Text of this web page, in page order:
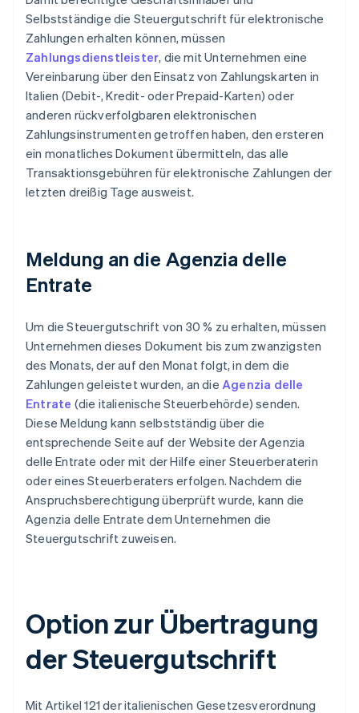
Selbstständige die Steuergutschrift für elektronische
Zahlungen erhalten können, müssen
Zahlungsdienstleister, die mit Unternehmen eine
Vereinbarung über den Einsatz von Zahlungskarten in
Italien (Debit-, Kredit- oder Prepaid-Karten) oder
anderen rückverfolgbaren elektronischen
Zahlungsinstrumenten getroffen haben, den ersteren
ein monatliches Dokument übermitteln, das alle
Transaktionsgebühren für elektronische Zahlungen der
letzten dreißig Tage ausweist.
Meldung an die Agenzia delle
Entrate
Um die Steuergutschrift von 30 % zu erhalten, müssen
Unternehmen dieses Dokument bis zum zwanzigsten
des Monats, der auf den Monat folgt, in dem die
Zahlungen geleistet wurden, an die Agenzia delle
Entrate (die italienische Steuerbehörde) senden.
Diese Meldung kann selbstständig über die
entsprechende Seite auf der Website der Agenzia
delle Entrate oder mit der Hilfe einer Steuerberaterin
oder eines Steuerberaters erfolgen. Nachdem die
Anspruchsberechtigung überprüft wurde, kann die
Agenzia delle Entrate dem Unternehmen die
Steuergutschrift zuweisen.
Option zur Übertragung
der Steuergutschrift
Mit Artikel 121 der italienischen Gesetzesverordnung